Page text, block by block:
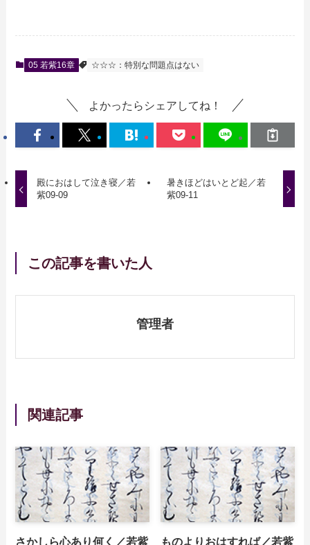
05 若紫16章 ☆☆☆：特別な問題点はない
よかったらシェアしてね！
殿におはして泣き寝／若
紫09-09
暑きほどはいとど起／若
紫09-11
この記事を書いた人
管理者
関連記事
さかしら心あり何く／若紫
ものよりおはすれば／若紫